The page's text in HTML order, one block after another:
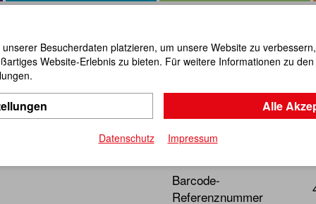
Artikel-Nr.:102391
Schönes Accesoire mit
Barcode-
Referenznummer
Besucherdaten platzieren, um unsere Website zu
Website-Erlebnis zu bieten. Für weitere Informationen zu
Alle
Datenschutz Impressum